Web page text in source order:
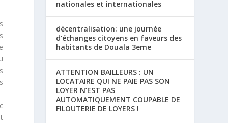
nationales et internationales
décentralisation: une journée
d’échanges citoyens en faveurs des
habitants de Douala 3eme
ATTENTION BAILLEURS : UN
LOCATAIRE QUI NE PAIE PAS SON
LOYER N’EST PAS
AUTOMATIQUEMENT COUPABLE DE
FILOUTERIE DE LOYERS !